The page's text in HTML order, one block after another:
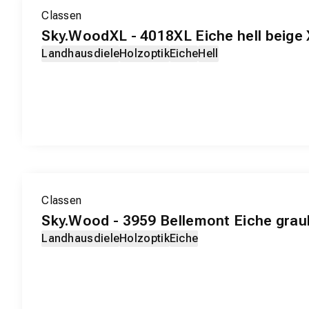
EXKLUSIV-PRODUKT
Classen
Sky.WoodXL - 4018XL Eiche hell beige
LandhausdieleHolzoptikEicheHell
EXKLUSIV-PRODUKT
Classen
Sky.Wood - 3959 Bellemont Eiche
LandhausdieleHolzoptikEiche